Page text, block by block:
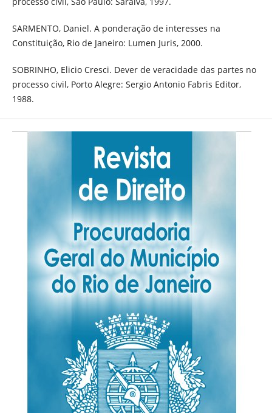
SARMENTO, Daniel. A ponderação de interesses na
Constituição, Rio de Janeiro: Lumen Juris, 2000.
SOBRINHO, Elicio Cresci. Dever de veracidade das partes no
processo civil, Porto Alegre: Sergio Antonio Fabris Editor,
1988.